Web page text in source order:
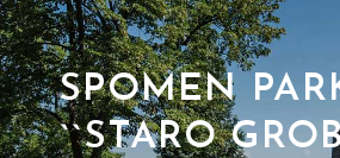
SPOMEN
``STARO